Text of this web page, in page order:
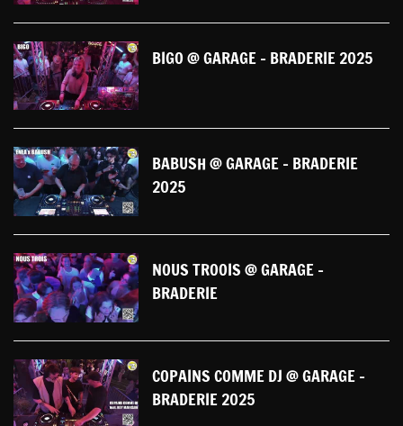
BIGO @ GARAGE - BRADERIE 2025
BABUSH @ GARAGE - BRADERIE
2025
NOUS TROOIS @ GARAGE -
BRADERIE
COPAINS COMME DJ @ GARAGE -
BRADERIE 2025